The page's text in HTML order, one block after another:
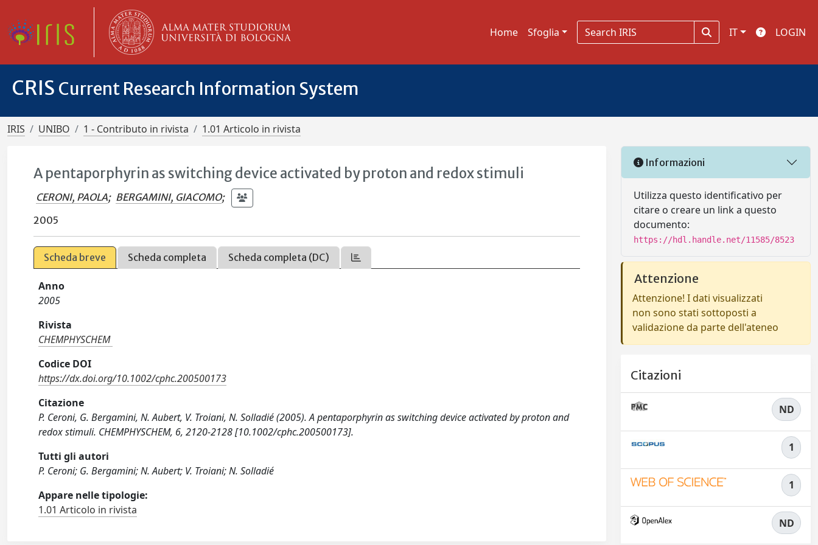
Home Sfoglia IT LOGIN
CRIS Current Research Information System
IRIS UNIBO 1 - Contributo in rivista 1.01 Articolo in rivista
A pentaporphyrin as switching device activated by proton and redox stimuli
CERONI, PAOLA; BERGAMINI, GIACOMO;
2005
Scheda breve Scheda completa Scheda completa (DC)
Anno
2005
Rivista
CHEMPHYSCHEM
Codice DOI
https://dx.doi.org/10.1002/cphc.200500173
Citazione
P. Ceroni, G. Bergamini, N. Aubert, V. Troiani, N. Solladié (2005). A pentaporphyrin as switching device activated by proton and
redox stimuli. CHEMPHYSCHEM, 6, 2120-2128 [10.1002/cphc.200500173].
Tutti gli autori
P. Ceroni; G. Bergamini; N. Aubert; V. Troiani; N. Solladié
Appare nelle tipologie:
1.01 Articolo in rivista
Informazioni
Utilizza questo identificativo per
citare o creare un link a questo
documento:
https://hdl.handle.net/11585/8523
Attenzione
Attenzione! I dati visualizzati
non sono stati sottoposti a
validazione da parte dell'ateneo
Citazioni
ND
1
1
ND